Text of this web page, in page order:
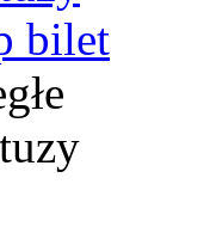
bilet